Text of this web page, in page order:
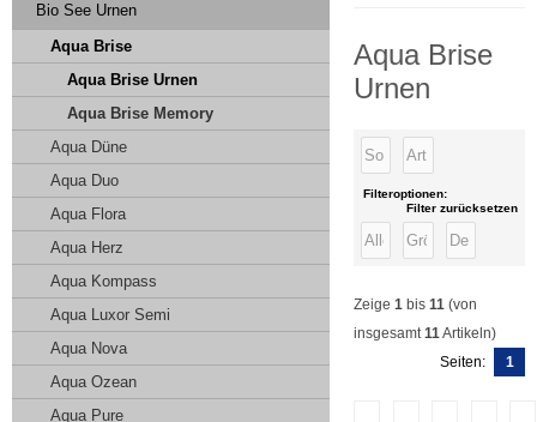
Aqua Brise
Urnen
Filteroptionen:
Filter zurücksetzen
Zeige 1 bis 11 (von
insgesamt11Artikeln)
Seiten:
1
Bio See Urnen
Aqua Brise
Aqua Brise Urnen
Aqua Brise Memory
Aqua Düne
Aqua Duo
Aqua Flora
Aqua Herz
Aqua Kompass
Aqua Luxor Semi
Aqua Nova
Aqua Ozean
Aqua Pure